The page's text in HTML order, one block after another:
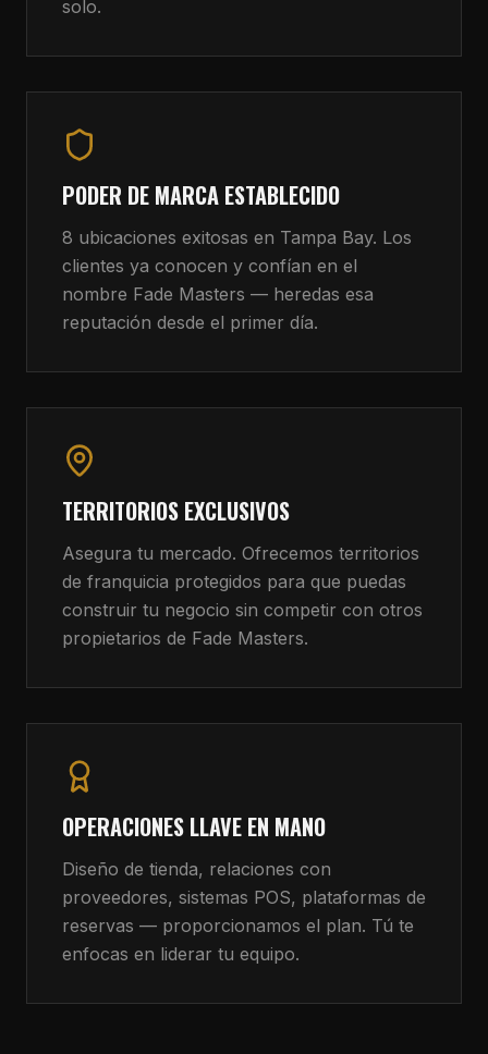
solo.
PODER DE MARCA ESTABLECIDO
8 ubicaciones exitosas en Tampa Bay. Los
clientes ya conocen y confían en el
nombre Fade Masters — heredas esa
reputación desde el primer día.
TERRITORIOS EXCLUSIVOS
Asegura tu mercado. Ofrecemos territorios
de franquicia protegidos para que puedas
construir tu negocio sin competir con otros
propietarios de Fade Masters.
OPERACIONES LLAVE EN MANO
Diseño de tienda, relaciones con
proveedores, sistemas POS, plataformas de
reservas — proporcionamos el plan. Tú te
enfocas en liderar tu equipo.